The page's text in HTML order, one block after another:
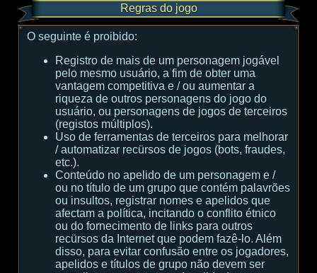
Regras do jogo
O seguinte é proibido:
Registro de mais de um personagem jogável
pelo mesmo usuário, a fim de obter uma
vantagem competitiva e / ou aumentar a
riqueza de outros personagens do jogo do
usuário, ou personagens de jogos de terceiros
(registos múltiplos).
Uso de ferramentas de terceiros para melhorar
/ automatizar recürsos de jogos (bots, fraudes,
etc.).
Conteúdo no apelido de um personagem e /
ou no título de um grupo que contém palavrões
ou insultos, registrar nomes e apelidos que
afectam a política, incitando o conflito étnico
ou do fornecimento de links para outros
recürsos da Internet que podem fazê-lo. Além
disso, para evitar confusão entre os jogadores,
apelidos e títulos de grupo não devem ser